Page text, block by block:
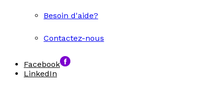
Besoin d'aide?
Contactez-nous
Facebook
LinkedIn